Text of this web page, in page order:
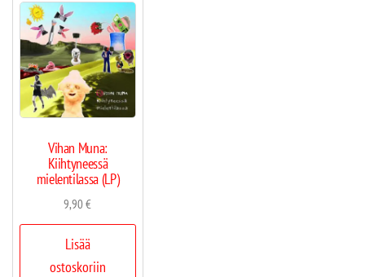
Vihan Muna:
Kiihtyneessä
mielentilassa (LP)
9,90€
Lisää
ostoskoriin